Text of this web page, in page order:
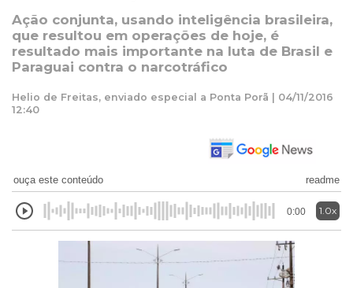
Ação conjunta, usando inteligência brasileira,
que resultou em operações de hoje, é
resultado mais importante na luta de Brasil e
Paraguai contra o narcotráfico
Helio de Freitas, enviado especial a Ponta Porã | 04/11/2016
12:40
ouça este conteúdo readme
0:00 1.0x